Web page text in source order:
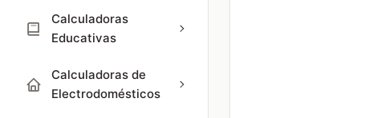
Calculadoras
Educativas
Calculadoras de
Electrodomésticos